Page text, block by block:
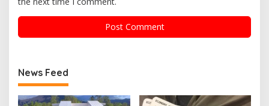
News Feed